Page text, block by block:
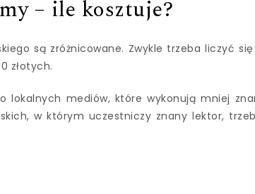
– ile kosztuje?
są zróżnicowane. Zwykle trzeba liczyć
złotych.
lokalnych mediów, które wykonują mniej
w którym uczestniczy znany lektor,